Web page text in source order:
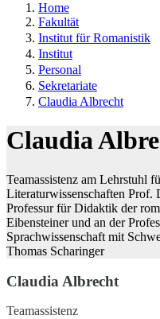
Home
Fakultät
Institut für Romanistik
Institut
Personal
Sekretariate
Claudia Albrecht
Claudia
Teamassistenz am Lehrstuhl
Literaturwissenschaften Prof.
Professur für Didaktik der
Eibensteiner und an der
Sprachwissenschaft mit
Thomas Scharinger
Claudia Albrecht
Teamassistenz